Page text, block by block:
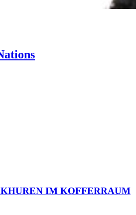
IM KOFFERRAUM